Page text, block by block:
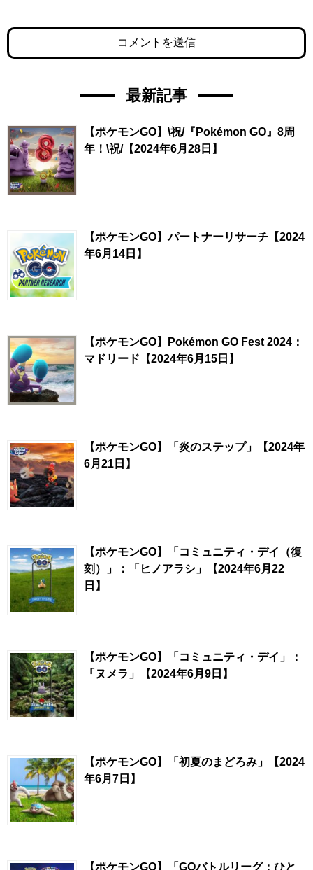
最新記事
【ポケモンGO】\祝/『Pokémon GO』8周
年！\祝/【2024年6月28日】
【ポケモンGO】パートナーリサーチ【2024
年6月14日】
【ポケモンGO】Pokémon GO Fest 2024：
マドリード【2024年6月15日】
【ポケモンGO】「炎のステップ」【2024年
6月21日】
【ポケモンGO】「コミュニティ・デイ（復
刻）」：「ヒノアラシ」【2024年6月22
日】
【ポケモンGO】「コミュニティ・デイ」：
「ヌメラ」【2024年6月9日】
【ポケモンGO】「初夏のまどろみ」【2024
年6月7日】
【ポケモンGO】「GOバトルリーグ：ひと